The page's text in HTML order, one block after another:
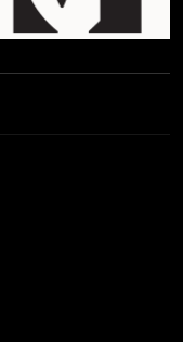
আদায়ে এসেছিঃ